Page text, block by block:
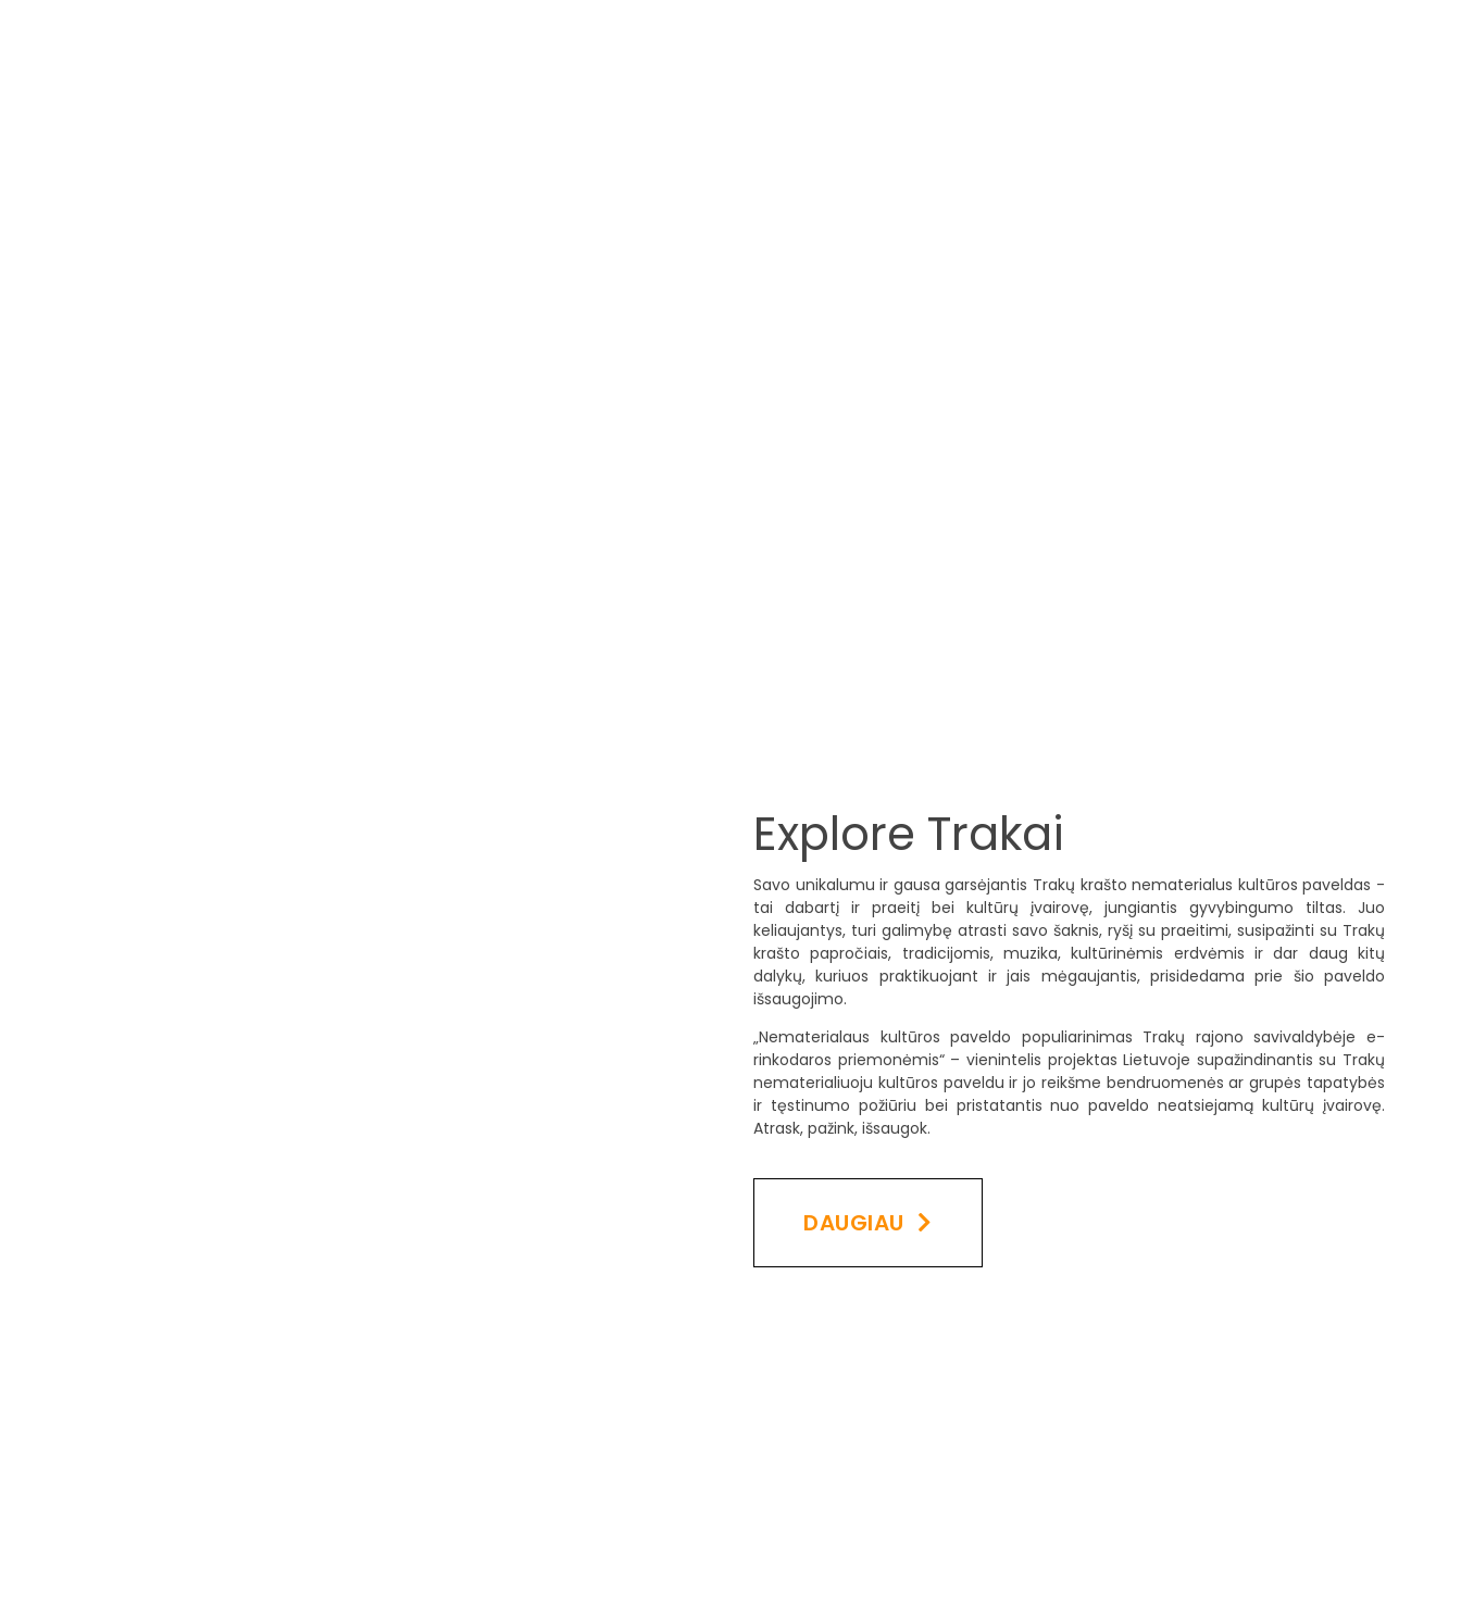
Explore Trakai
Savo unikalumu ir gausa garsėjantis Trakų krašto nematerialus kultūros paveldas -
tai dabartį ir praeitį bei kultūrų įvairovę, jungiantis gyvybingumo tiltas. Juo
keliaujantys, turi galimybę atrasti savo šaknis, ryšį su praeitimi, susipažinti su Trakų
krašto papročiais, tradicijomis, muzika, kultūrinėmis erdvėmis ir dar daug kitų
dalykų, kuriuos praktikuojant ir jais mėgaujantis, prisidedama prie šio paveldo
išsaugojimo.
„Nematerialaus kultūros paveldo populiarinimas Trakų rajono savivaldybėje e-
rinkodaros priemonėmis“ – vienintelis projektas Lietuvoje supažindinantis su Trakų
nematerialiuoju kultūros paveldu ir jo reikšme bendruomenės ar grupės tapatybės
ir tęstinumo požiūriu bei pristatantis nuo paveldo neatsiejamą kultūrų įvairovę.
Atrask, pažink, išsaugok.
DAUGIAU